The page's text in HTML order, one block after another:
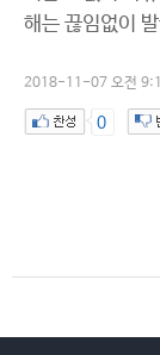
해는 끊임없이
2018-11-07 오전
0